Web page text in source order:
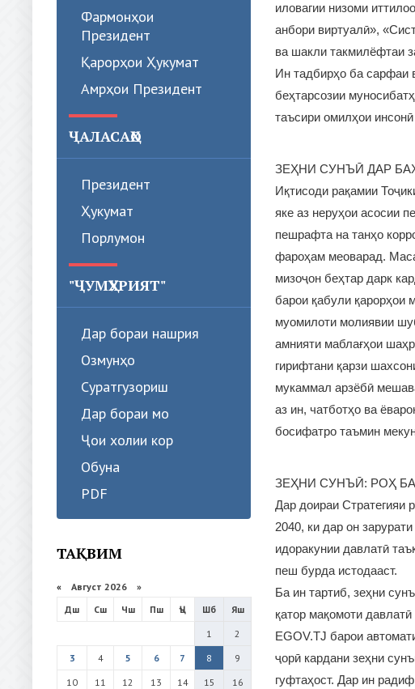
Фармонҳои
Президент
Қарорҳои Ҳукумат
Амрҳои Президент
ҶАЛАСАҲО
Президент
Ҳукумат
Порлумон
"ҶУМҲУРИЯТ"
Дар бораи нашрия
Озмунҳо
Суратгузориш
Дар бораи мо
Ҷои холии кор
Обуна
PDF
ТАҚВИМ
« Август 2026 »
Дш
Сш Чш Пш Ҷъ Шб
Яш
1
2
3
4 5 6 7 8
9
10
11 12 13 14 15
16
иловагии низоми
анбори виртуалӣ»,
ва шакли такмилёфтаи
Ин тадбирҳо ба сарфаи
беҳтарсозии
таъсири омилҳои
ЗЕҲНИ СУНЪӢ ДАР
Иқтисоди рақамии
яке аз неруҳои асосии
пешрафта на танҳо
фароҳам меоварад.
мизоҷон беҳтар дарк
барои қабули қарорҳои
муомилоти молиявии
амнияти маблағҳои
гирифтани қарзи
мукаммал арзёбӣ
аз ин, чатботҳо ва
босифатро таъмин
ЗЕҲНИ СУНЪӢ: РОҲ
Дар доираи Стратегияи
2040, ки дар он
идоракунии давлатӣ
пеш бурда истодааст.
Ба ин тартиб, зеҳни
қатор мақомоти
EGOV.TJ барои
ҷорӣ кардани зеҳни
гуфтаҳост. Дар ин